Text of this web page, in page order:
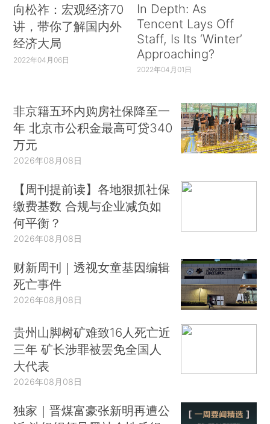
向松祚：宏观经济70
讲，带你了解国内外
经济大局
2022年04月06日
In Depth: As
Tencent Lays Off
Staff, Is Its ‘Winter’
Approaching?
2022年04月01日
非京籍五环内购房社保降至一
年 北京市公积金最高可贷340
万元
2026年08月08日
【周刊提前读】各地狠抓社保
缴费基数 合规与企业减负如
何平衡？
2026年08月08日
财新周刊｜透视女童基因编辑
死亡事件
2026年08月08日
贵州山脚树矿难致16人死亡近
三年 矿长涉罪被罢免全国人
大代表
2026年08月08日
独家｜晋煤富豪张新明再遭公